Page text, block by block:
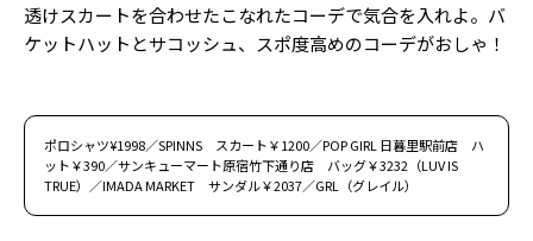
透けスカートを合わせたこなれたコーデで気合を入れよ。バ
ケットハットとサコッシュ、スポ度高めのコーデがおしゃ！
ポロシャツ¥1998／SPINNS スカート￥1200／POP GIRL 日暮里駅前店 ハ
ット￥390／サンキューマート原宿竹下通り店 バッグ￥3232（LUV IS
TRUE）／IMADA MARKET サンダル￥2037／GRL（グレイル）